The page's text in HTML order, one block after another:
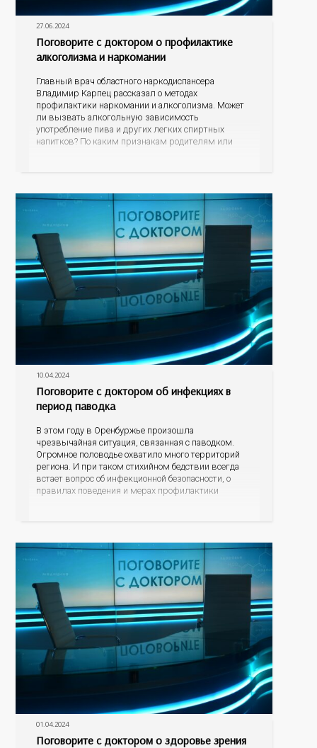
27.06.2024
Поговорите с доктором о профилактике
алкоголизма и наркомании
Главный врач областного наркодиспансера
Владимир Карпец рассказал о методах
профилактики наркомании и алкоголизма. Может
ли вызвать алкогольную зависимость
употребление пива и других легких спиртных
напитков? По каким признакам родителям или
обратиться
10.04.2024
Поговорите с доктором об инфекциях в
период паводка
В этом году в Оренбуржье произошла
чрезвычайная ситуация, связанная с паводком.
Огромное половодье охватило много территорий
региона. И при таком стихийном бедствии всегда
встает вопрос об инфекционной безопасности, о
правилах поведения и мерах профилактики
01.04.2024
Поговорите с доктором о здоровье зрения